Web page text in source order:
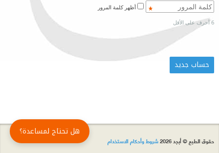
6 أحرف على الأقل
حقوق الطبع © أبجد 2026 شروط وأحكام الاستخدام
هل تحتاج لمساعدة؟